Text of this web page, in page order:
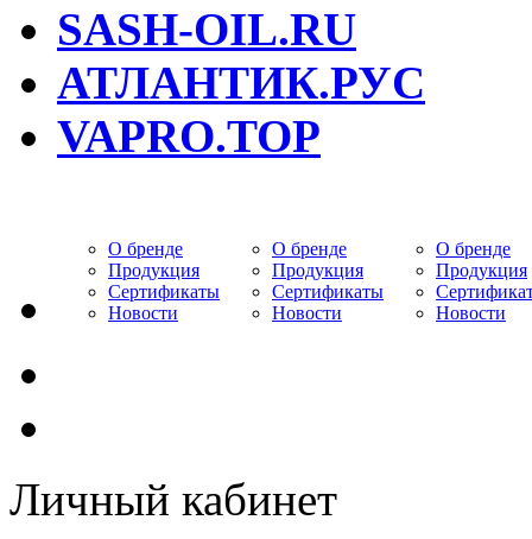
SASH-OIL.RU
АТЛАНТИК.РУС
VAPRO.TOP
О бренде
Продукция
Сертификаты
Новости
О бренде
Продукция
Сертификаты
Новости
О бренде
Продукция
Новости
Личный кабинет